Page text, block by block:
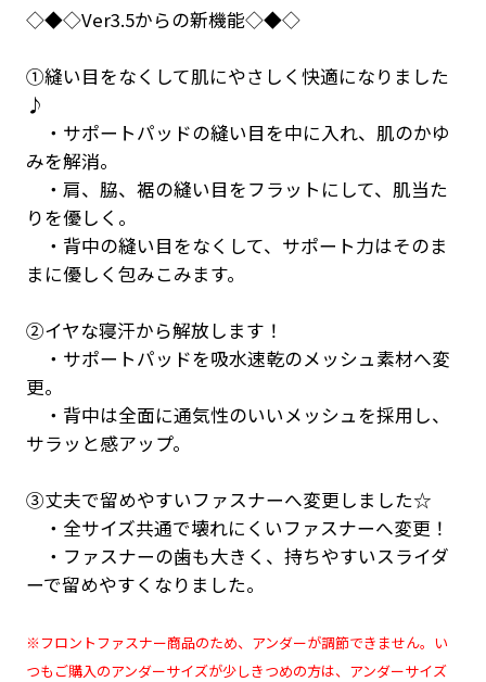
◇◆◇Ver3.5からの新機能◇◆◇
①縫い目をなくして肌にやさしく快適になりました
♪
・サポートパッドの縫い目を中に入れ、肌のかゆ
みを解消。
・肩、脇、裾の縫い目をフラットにして、肌当た
りを優しく。
・背中の縫い目をなくして、サポート力はそのま
まに優しく包みこみます。
②イヤな寝汗から解放します！
・サポートパッドを吸水速乾のメッシュ素材へ変
更。
・背中は全面に通気性のいいメッシュを採用し、
サラッと感アップ。
③丈夫で留めやすいファスナーへ変更しました☆
・全サイズ共通で壊れにくいファスナーへ変更！
・ファスナーの歯も大きく、持ちやすいスライダ
ーで留めやすくなりました。
※フロントファスナー商品のため、アンダーが調節できません。い
つもご購入のアンダーサイズが少しきつめの方は、アンダーサイズ